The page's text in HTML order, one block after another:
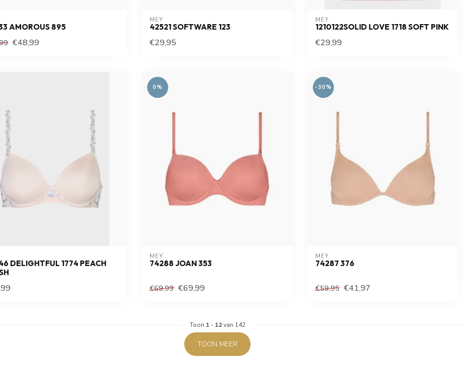
AMOROUS 895
€48,99
MEY
42521 SOFTWARE 123
€29,95
MEY
1210122SOLID LOVE 1718 SOFT PINK
€29,99
DELIGHTFUL 1774 PEACH
0%
MEY
74288 JOAN 353
€69,99 €69,99
-30%
MEY
74287 376
€59,95 €41,97
Toon 1 - 12van 142
TOON MEER